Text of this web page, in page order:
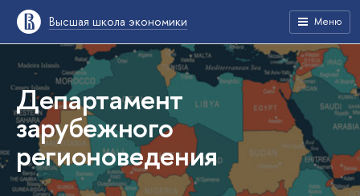
Высшая школа экономики Меню
Департамент
зарубежного
регионоведения